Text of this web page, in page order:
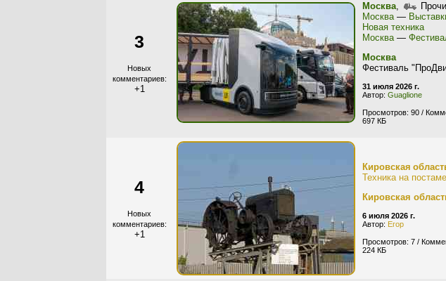
3
Новых
комментариев:
+1
Москва,
Москва—
Новая техника
Москва—
Москва
Фестиваль
31 июля 2026 г.
Автор: Guaglione
Просмотров: 90 /
697 КБ
4
Новых
комментариев:
+1
Кировская
Техника на
Кировская
6 июля 2026 г.
Автор: Егор
Просмотров: 7 /
224 КБ